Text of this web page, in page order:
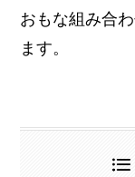
おもな組み合
ます。